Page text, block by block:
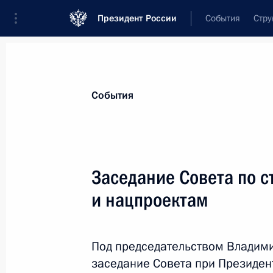
Президент России События
13 апреля 2021 года, 16:10
События
Заседание Совета по
и нацпроектам
Под председательством
заседание Совета при